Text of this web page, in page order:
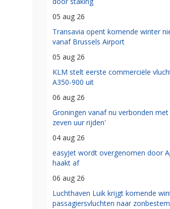
05 aug 26
Transavia opent komende winter
vanaf Brussels Airport
05 aug 26
KLM stelt eerste commerciële
A350-900 uit
06 aug 26
Groningen vanaf nu verbonden
zeven uur rijden'
04 aug 26
easyJet wordt overgenomen door
haakt af
06 aug 26
Luchthaven Luik krijgt komende
passagiersvluchten naar